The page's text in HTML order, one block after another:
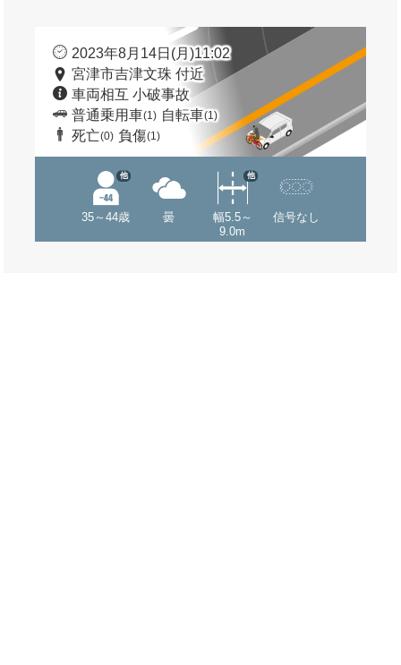
2023年8月14日(月)11:02
宮津市吉津文珠 付近
車両相互 小破事故
普通乗用車(1) 自転車(1)
死亡(0) 負傷(1)
35～44歳
他
曇
幅5.5～
9.0m
他
信号なし